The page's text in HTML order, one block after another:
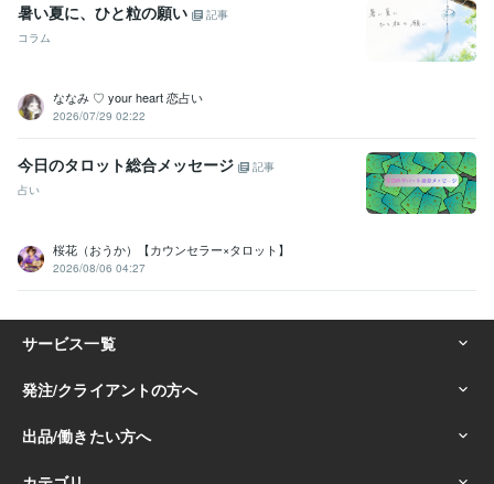
暑い夏に、ひと粒の願い
記事
コラム
ななみ ♡ your heart 恋占い
2026/07/29 02:22
今日のタロット総合メッセージ
記事
占い
桜花（おうか）【カウンセラー×タロット】
2026/08/06 04:27